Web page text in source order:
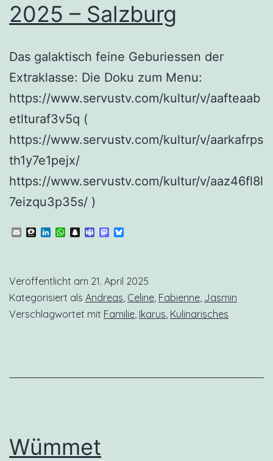
2025 – Salzburg
Das galaktisch feine Geburiessen der
Extraklasse: Die Doku zum Menu:
https://www.servustv.com/kultur/v/aafteaab
etlturaf3v5q (
https://www.servustv.com/kultur/v/aarkafrps
th1y7e1pejx/
https://www.servustv.com/kultur/v/aaz46fl8l
7eizqu3p35s/ )
EmailThreema
LinkedIn
WhatsApp
Snapchat
TeamsMastodon
Veröffentlicht am 21. April 2025
Kategorisiert als Andreas Celine Fabienne Jasmin
Verschlagwortet mit Familie Ikarus Kulinarisches
Wümmet